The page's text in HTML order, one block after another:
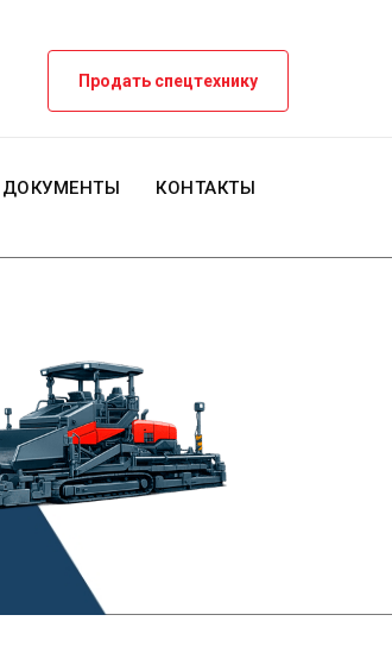
Продать спецтехнику
ДОКУМЕНТЫ КОНТАКТЫ